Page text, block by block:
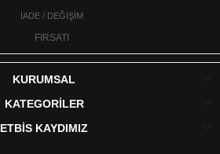
İADE / DEĞİŞİM
FIRSATI
KURUMSAL
KATEGORİLER
ETBİS KAYDIMIZ